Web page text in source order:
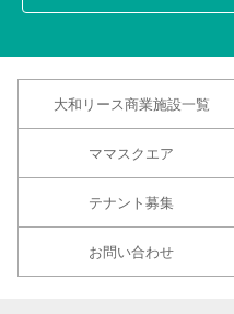
大和リース商業施設一覧
ママスクエア
テナント募集
お問い合わせ